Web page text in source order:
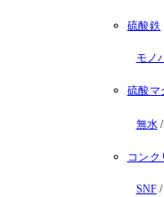
硫酸鉄
モノ
硫酸マ
無水/
コンク
SNF/